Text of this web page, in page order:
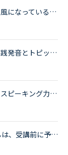
「フリートーク」のはずが「トピックトーク」風になっているレッスン最近感じるのですが、フリートークをトピックトークのような内容で推し進める講師が多いと感じます。(自分が今まで気がつかなかったからであっ...
Side by Side1をメインでやっています。他に実践発音とトピックトーク、異文化コミュニケーションをほんの少しやりました。トピックトークの先生に関係する内容として文法初級の1つの単元をオススメされたので受...
トピックトークについて質問させてください。スピーキング力向上の為に、最近トピックトークを数回受けてみました。最初のwarm-up1分間で思いつく単語を言ってみましょう。のやり方が合っているのか分かりません...
スピーキングlessonについて質問です！皆さんは、受講前に予習しますか？予習した場合、書いたメモなどを見ながらレッスンを受けるのはどう思いますか？メモを見ないでは、自信を持って答えられないのですが…自分...